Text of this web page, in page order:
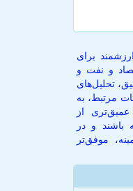
برای
و نفت و
تحلیل‌های
مرتبط، به
از
باشند و در
موفق‌تر